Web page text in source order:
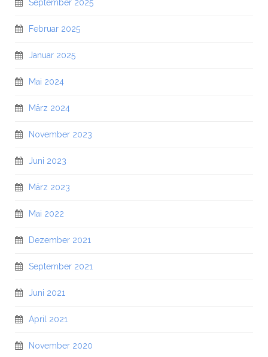
September 2025
Februar 2025
Januar 2025
Mai 2024
März 2024
November 2023
Juni 2023
März 2023
Mai 2022
Dezember 2021
September 2021
Juni 2021
April 2021
November 2020